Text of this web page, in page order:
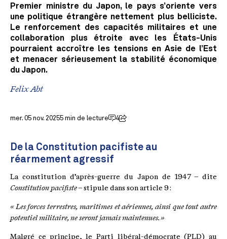
Premier ministre du Japon, le pays s’oriente vers
une politique étrangère nettement plus belliciste.
Le renforcement des capacités militaires et une
collaboration plus étroite avec les États-Unis
pourraient accroître les tensions en Asie de l’Est
et menacer sérieusement la stabilité économique
du Japon.
Felix Abt
mer. 05 nov. 20255 min de lecture 4
De la Constitution pacifiste au
réarmement agressif
La constitution d’après-guerre du Japon de 1947 – dite
Constitution pacifiste– stipule dans son article 9 :
« Les forces terrestres, maritimes et aériennes, ainsi que tout autre
potentiel militaire, ne seront jamais maintenues. »
Malgré ce principe, le Parti libéral-démocrate (PLD) au